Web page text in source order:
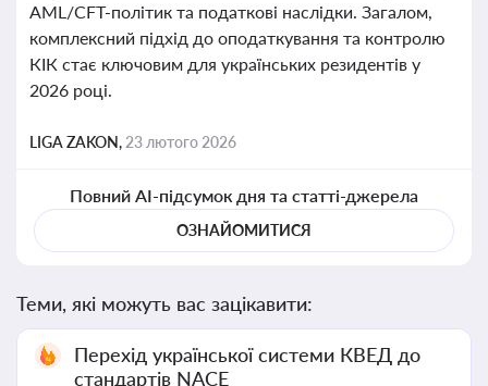
AML/CFT-політик та податкові наслідки. Загалом,
комплексний підхід до оподаткування та контролю
КІК стає ключовим для українських резидентів у
2026 році.
LIGA ZAKON, 23 лютого 2026
Повний AI-підсумок дня та статті-джерела
ОЗНАЙОМИТИСЯ
Теми, які можуть вас зацікавити:
Перехід української системи КВЕД до
стандартів NACE